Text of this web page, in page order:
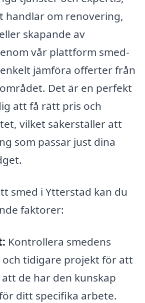
handlar om renovering,
skapande av
vår plattform smed-
jämföra offerter från
Det är en perfekt
att få rätt pris och
vilket säkerställer att
som passar just dina
smed i Ytterstad kan du
faktorer:
Kontrollera smedens
tidigare projekt för att
de har den kunskap
ditt specifika arbete.